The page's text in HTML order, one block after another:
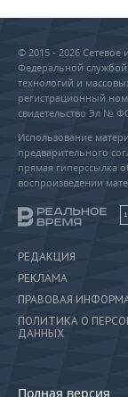
© 2015 - 2026 Сетевое
Федеральной
технологий и
регистрационный
свидетельство Эл №
Использование
предварительного
прямая гиперссылка
воспроизведении
РЕДАКЦИЯ
РЕКЛАМА
ПРАВОВАЯ
ПОЛИТИКА О
ДАННЫХ
Полная версия